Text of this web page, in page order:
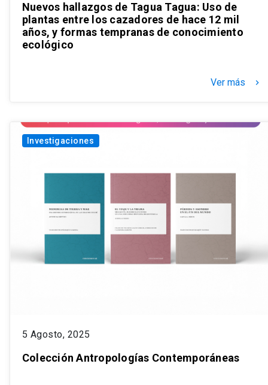
Nuevos hallazgos de Tagua Tagua: Uso de
plantas entre los cazadores de hace 12 mil
años, y formas tempranas de conocimiento
ecológico
Ver más keyboard_arrow_right
Investigaciones
5 Agosto, 2025
Colección Antropologías Contemporáneas